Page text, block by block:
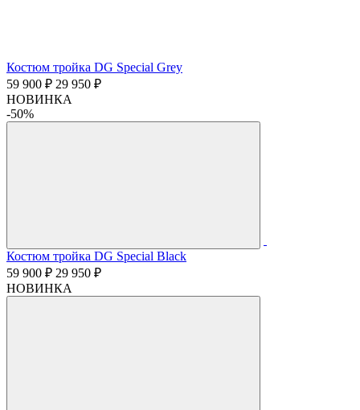
Костюм тройка DG Special Grey
59 900 ₽ 29 950 ₽
НОВИНКА
-50%
Костюм тройка DG Special Black
59 900 ₽ 29 950 ₽
НОВИНКА